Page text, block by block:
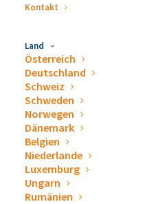
Kontakt
Land
Österreich
Deutschland
Schweiz
Schweden
Norwegen
Dänemark
Belgien
Niederlande
Luxemburg
Ungarn
Rumänien
Die Europäische
https://ec.europa.eu/
Unsere E-Mail-Adresse
Wir sind nicht bereit oder
Streitbeilegungsverfahren